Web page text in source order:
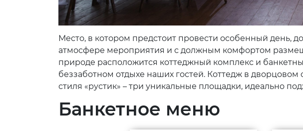
Место, в котором предстоит провести особенный день,
атмосфере мероприятия и с должным комфортом
природе расположится коттеджный комплекс и
беззаботном отдыхе наших гостей. Коттедж в
стиля «рустик» – три уникальные площадки, идеально
Банкетное меню